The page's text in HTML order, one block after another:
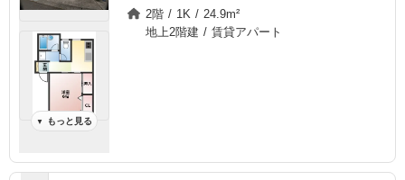
▼ もっと見る
2階 / 1K / 24.9m²
地上2階建 / 賃貸アパート